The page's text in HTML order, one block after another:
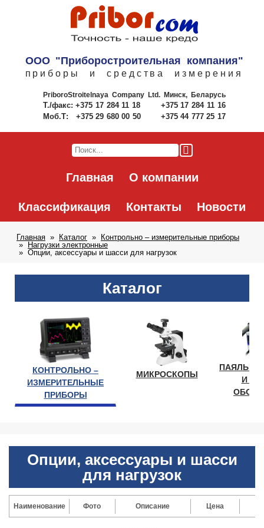
ООО "Приборостроительная компания"
приборы и средства измерения
PriboroStroitelnaya Company Ltd.Минск, Беларусь
Т./факс: +375 17 284 11 18
+375 17 284 11 16
Моб.Т:
+375 29 680 00 50 +375 44 777 25 17
Главная О компании
Классификация Контакты Новости
Главная Каталог
Контрольно – измерительные приборы
Нагрузки электронные
Опции, аксессуары и шасси для нагрузок
Каталог
КОНТРОЛЬНО –
ИЗМЕРИТЕЛЬНЫЕ
ПРИБОРЫ
МИКРОСКОПЫ
И
Опции, аксессуары и шасси
для нагрузок
Наименование Фото Описание Цена